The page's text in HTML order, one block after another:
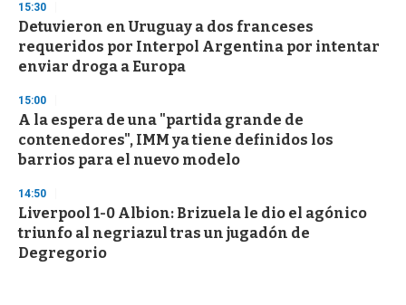
15:30
Detuvieron en Uruguay a dos franceses
requeridos por Interpol Argentina por intentar
enviar droga a Europa
15:00
A la espera de una "partida grande de
contenedores", IMM ya tiene definidos los
barrios para el nuevo modelo
14:50
Liverpool 1-0 Albion: Brizuela le dio el agónico
triunfo al negriazul tras un jugadón de
Degregorio